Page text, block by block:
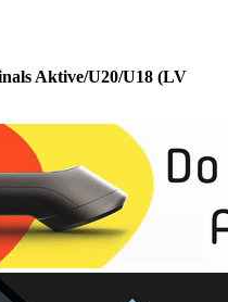
Aktive/U20/U18 (LV